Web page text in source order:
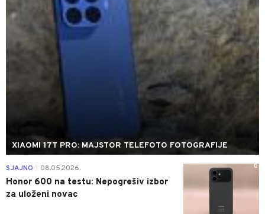
XIAOMI 17T PRO: MAJSTOR TELEFOTO FOTOGRAFIJE
0
SJAJNO 08.05.2026.
Honor 600 na testu: Nepogrešiv izbor
za uloženi novac